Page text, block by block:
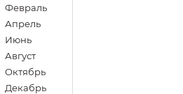
Февраль
Апрель
Июнь
Август
Октябрь
Декабрь